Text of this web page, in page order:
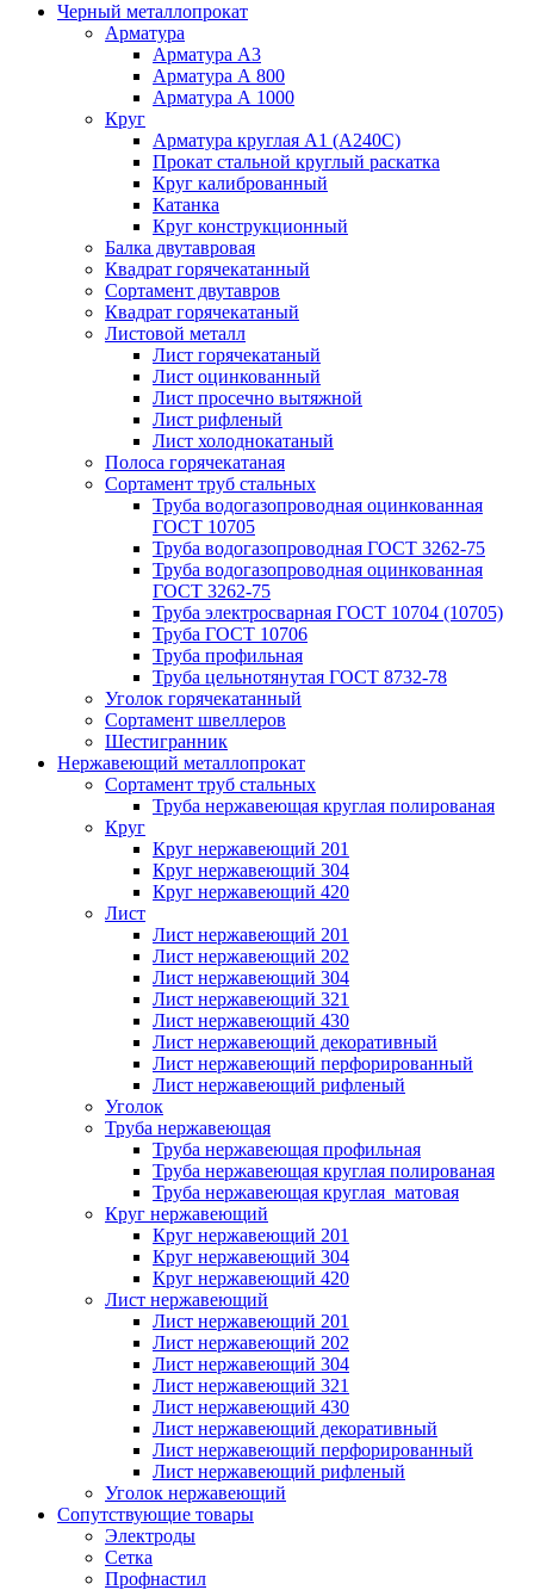
Черный металлопрокат
Арматура
Арматура А3
Арматура А 800
Арматура А 1000
Круг
Арматура круглая А1 (А240C)
Прокат стальной круглый раскатка
Круг калиброванный
Катанка
Круг конструкционный
Балка двутавровая
Квадрат горячекатанный
Сортамент двутавров
Квадрат горячекатаный
Листовой металл
Лист горячекатаный
Лист оцинкованный
Лист просечно вытяжной
Лист рифленый
Лист холоднокатаный
Полоса горячекатаная
Сортамент труб стальных
Труба водогазопроводная оцинкованная
ГОСТ 10705
Труба водогазопроводная ГОСТ 3262-75
Труба водогазопроводная оцинкованная
ГОСТ 3262-75
Труба электросварная ГОСТ 10704 (10705)
Труба ГОСТ 10706
Труба профильная
Труба цельнотянутая ГОСТ 8732-78
Уголок горячекатанный
Сортамент швеллеров
Шестигранник
Нержавеющий металлопрокат
Сортамент труб стальных
Труба нержавеющая круглая полированая
Круг
Круг нержавеющий 201
Круг нержавеющий 304
Круг нержавеющий 420
Лист
Лист нержавеющий 201
Лист нержавеющий 202
Лист нержавеющий 304
Лист нержавеющий 321
Лист нержавеющий 430
Лист нержавеющий декоративный
Лист нержавеющий перфорированный
Лист нержавеющий рифленый
Уголок
Труба нержавеющая
Труба нержавеющая профильная
Труба нержавеющая круглая полированая
Труба нержавеющая круглая матовая
Круг нержавеющий
Круг нержавеющий 201
Круг нержавеющий 304
Круг нержавеющий 420
Лист нержавеющий
Лист нержавеющий 201
Лист нержавеющий 202
Лист нержавеющий 304
Лист нержавеющий 321
Лист нержавеющий 430
Лист нержавеющий декоративный
Лист нержавеющий перфорированный
Лист нержавеющий рифленый
Уголок нержавеющий
Cопутствующие товары
Электроды
Сетка
Профнастил